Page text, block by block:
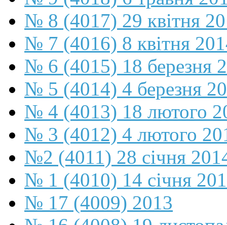
№ 8 (4017) 29 квітня
№ 7 (4016) 8 квітня
№ 6 (4015) 18 березня
№ 5 (4014) 4 березня
№ 4 (4013) 18 лютого
№ 3 (4012) 4 лютого
№2 (4011) 28 січня
№ 1 (4010) 14 січня
№ 17 (4009) 2013